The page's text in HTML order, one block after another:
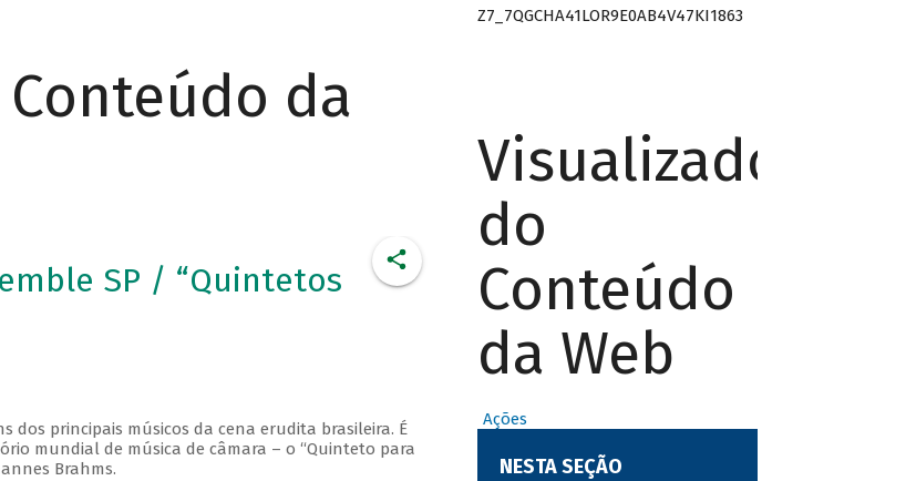
da
SP / “Quintetos
dos principais músicos da cena erudita brasileira. É
mundial de música de câmara – o “Quinteto para
Brahms.
Z7_7QGCHA41LOR9E0AB4V47KI1863
Visualizador
do
Conteúdo
da Web
Ações
NESTA SEÇÃO